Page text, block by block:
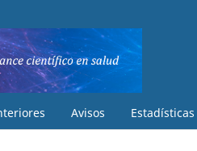
Avisos Estadísticas